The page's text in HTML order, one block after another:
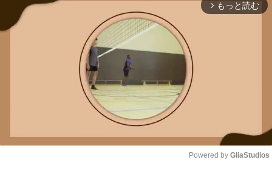
arrow_forward_ios もっと読む
Powered by GliaStudios